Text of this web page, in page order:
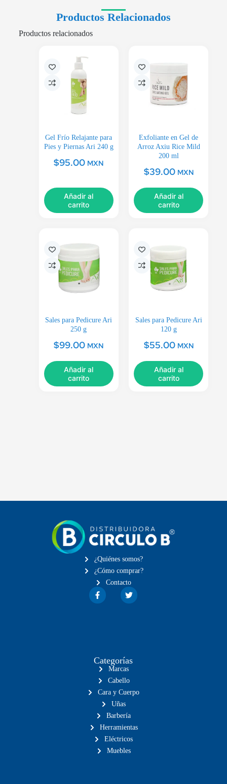
Productos Relacionados
Productos relacionados
Gel Frío Relajante para
Pies y Piernas Ari 240 g
$95.00 MXN
Añadir al
carrito
Exfoliante en Gel de
Arroz Axiu Rice Mild
200 ml
$39.00 MXN
Añadir al
carrito
Sales para Pedicure Ari
250 g
$99.00 MXN
Añadir al
carrito
Sales para Pedicure Ari
120 g
$55.00 MXN
Añadir al
carrito
¿Quiénes somos?
¿Cómo comprar?
Contacto
Categorías
Marcas
Cabello
Cara y Cuerpo
Uñas
Barbería
Herramientas
Eléctricos
Muebles